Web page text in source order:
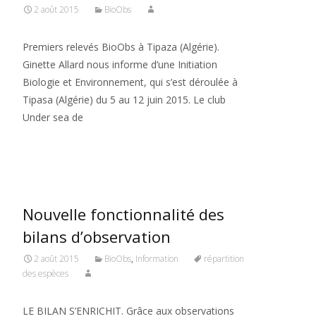
2 août 2015 BioObs
Premiers relevés BioObs à Tipaza (Algérie).
Ginette Allard nous informe d’une Initiation
Biologie et Environnement, qui s’est déroulée à
Tipasa (Algérie) du 5 au 12 juin 2015. Le club
Under sea de
Nouvelle fonctionnalité des
bilans d’observation
2 août 2015 BioObs, Information
répartition
des espèces
LE BILAN S’ENRICHIT. Grâce aux observations